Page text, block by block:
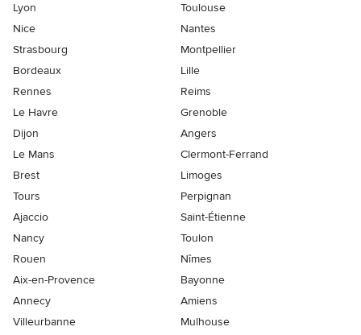
Lyon
Toulouse
Nice
Nantes
Strasbourg
Montpellier
Bordeaux
Lille
Rennes
Reims
Le Havre
Grenoble
Dijon
Angers
Le Mans
Clermont-Ferrand
Brest
Limoges
Tours
Perpignan
Ajaccio
Saint-Étienne
Nancy
Toulon
Rouen
Nîmes
Aix-en-Provence
Bayonne
Annecy
Amiens
Villeurbanne
Mulhouse